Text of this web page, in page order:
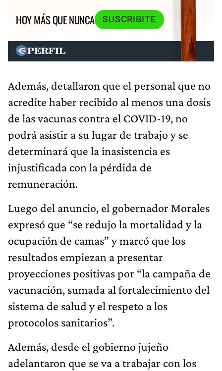
HOY MÁS QUE NUNCA
SUSCRIBITE
Además, detallaron que el personal que no
acredite haber recibido al menos una dosis
de las vacunas contra el COVID-19, no
podrá asistir a su lugar de trabajo y se
determinará que la inasistencia es
injustificada con la pérdida de
remuneración.
Luego del anuncio, el gobernador Morales
expresó que “se redujo la mortalidad y la
ocupación de camas” y marcó que los
resultados empiezan a presentar
proyecciones positivas por “la campaña de
vacunación, sumada al fortalecimiento del
sistema de salud y el respeto a los
protocolos sanitarios”.
Además, desde el gobierno jujeño
adelantaron que se va a trabajar con los